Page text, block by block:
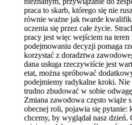
praca to skarb, którego się nie
równie ważne jak twarde
uczenia się przez całe życie.
pracy jest więc wejściem na
podejmowaniu decyzji pomaga
korzystać z doradztwa
dana usługa rzeczywiście jest
etat, można spróbować
podejmiemy radykalne kroki. Nie
trudno zbudować w sobie
Zmiana zawodowa często wiąże
obecnej roli, pojawia się pytanie:
chcemy, by wyglądał nasz